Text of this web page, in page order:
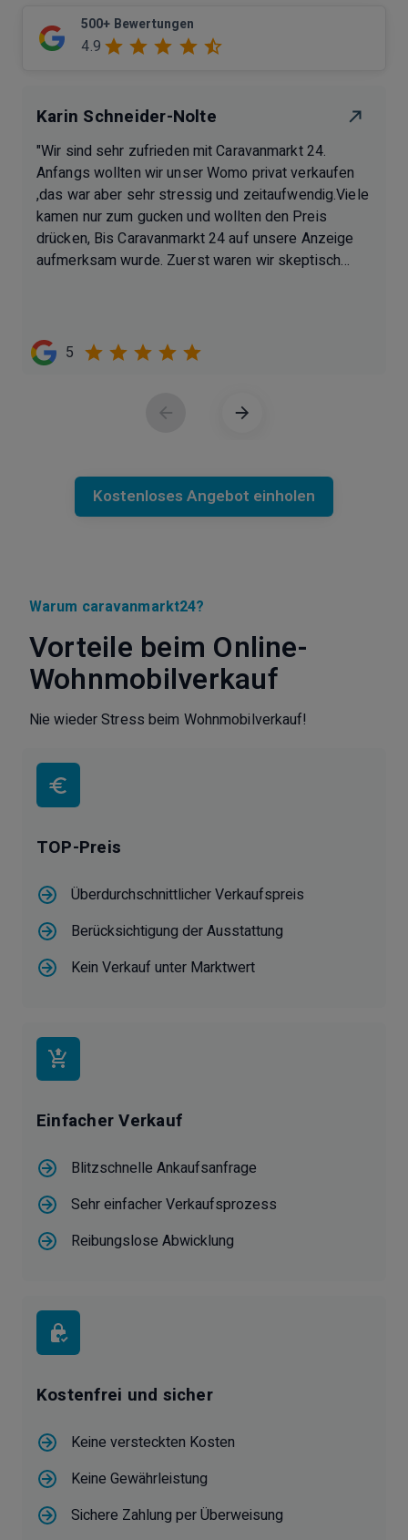
500+ Bewertungen
4.9
Karin Schneider-Nolte
"Wir sind sehr zufrieden mit Caravanmarkt 24.
Anfangs wollten wir unser Womo privat verkaufen
,das war aber sehr stressig und zeitaufwendig.Viele
kamen nur zum gucken und wollten den Preis
drücken, Bis Caravanmarkt 24 auf unsere Anzeige
aufmerksam wurde. Zuerst waren wir skeptisch
ruckzuck auf dem Konto ‚ alles bestens.
K.Schneider-Nolte"
5
Kostenloses Angebot einholen
Warum caravanmarkt24?
Vorteile beim Online-
Wohnmobilverkauf
Nie wieder Stress beim Wohnmobilverkauf!
TOP-Preis
Überdurchschnittlicher Verkaufspreis
Berücksichtigung der Ausstattung
Kein Verkauf unter Marktwert
Einfacher Verkauf
Blitzschnelle Ankaufsanfrage
Sehr einfacher Verkaufsprozess
Reibungslose Abwicklung
Kostenfrei und sicher
Keine versteckten Kosten
Keine Gewährleistung
Sichere Zahlung per Überweisung